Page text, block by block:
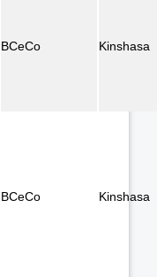
BCeCo Kinshasa
BCeCo Kinshasa